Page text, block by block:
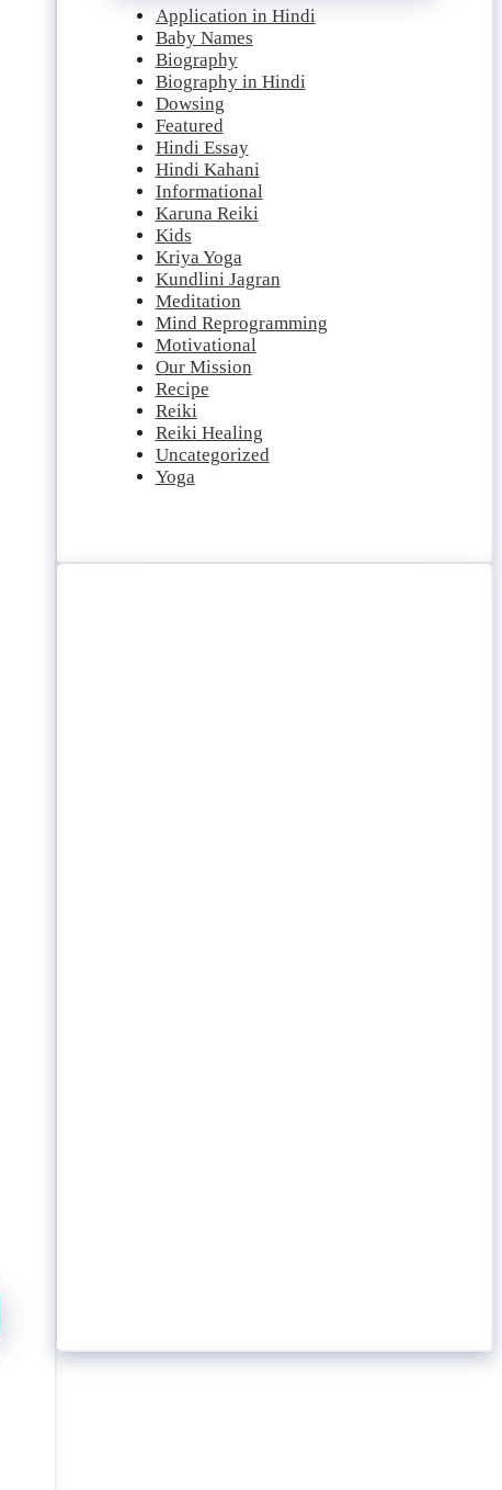
Application in Hindi
Baby Names
Biography
Biography in Hindi
Dowsing
Featured
Hindi Essay
Hindi Kahani
Informational
Karuna Reiki
Kids
Kriya Yoga
Kundlini Jagran
Meditation
Mind Reprogramming
Motivational
Our Mission
Recipe
Reiki
Reiki Healing
Uncategorized
Yoga